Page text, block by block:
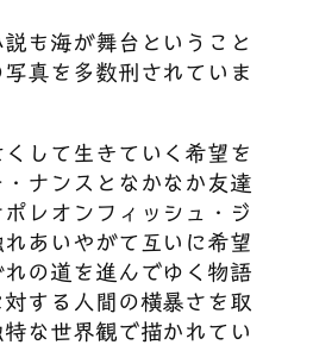
も海が舞台ということ
真を多数刑されていま
して生きていく希望を
ナンスとなかなか友達
レオンフィッシュ・ジ
あいやがて互いに希望
の道を進んでゆく物語
する人間の横暴さを取
な世界観で描かれてい